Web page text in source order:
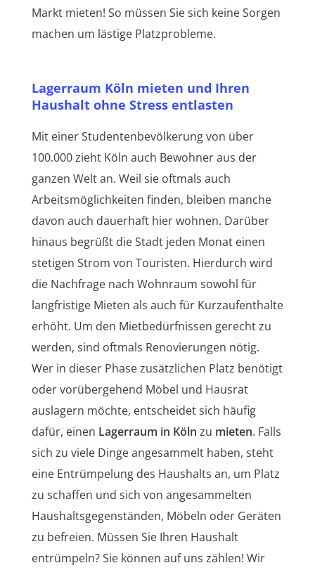
Markt mieten! So müssen Sie sich keine Sorgen
machen um lästige Platzprobleme.
Lagerraum Köln mieten und Ihren
Haushalt ohne Stress entlasten
Mit einer Studentenbevölkerung von über
100.000 zieht Köln auch Bewohner aus der
ganzen Welt an. Weil sie oftmals auch
Arbeitsmöglichkeiten finden, bleiben manche
davon auch dauerhaft hier wohnen. Darüber
hinaus begrüßt die Stadt jeden Monat einen
stetigen Strom von Touristen. Hierdurch wird
die Nachfrage nach Wohnraum sowohl für
langfristige Mieten als auch für Kurzaufenthalte
erhöht. Um den Mietbedürfnissen gerecht zu
werden, sind oftmals Renovierungen nötig.
Wer in dieser Phase zusätzlichen Platz benötigt
oder vorübergehend Möbel und Hausrat
auslagern möchte, entscheidet sich häufig
dafür, einen Lagerraum in Köln zu mieten. Falls
sich zu viele Dinge angesammelt haben, steht
eine Entrümpelung des Haushalts an, um Platz
zu schaffen und sich von angesammelten
Haushaltsgegenständen, Möbeln oder Geräten
zu befreien. Müssen Sie Ihren Haushalt
entrümpeln? Sie können auf uns zählen! Wir